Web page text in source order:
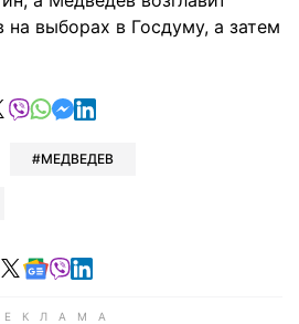
на выборах в Госдуму, а затем
в Telegram
в Facebook
поделиться в X
отправить в Viber
отправить в Whatsapp
отправить в Messenger
отправить в LinkedIn
МЕДВЕДЕВ
в Telegram
в Facebook
Читайте в X
Читайте в Google news
Читайте в Viber
Читайте в LinkedIn